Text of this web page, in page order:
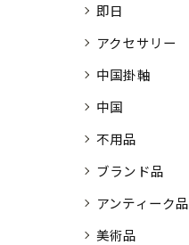
即日
アクセサリー
中国掛軸
中国
不用品
ブランド品
アンティーク品
美術品